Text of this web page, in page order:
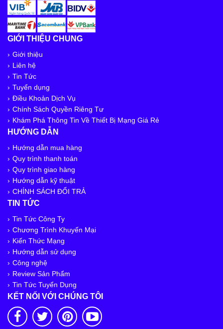
GIỚI THIỆU CHUNG
Giới thiệu
Liên hệ
Tin Tức
Tuyển dụng
Điều Khoản Dịch Vụ
Chính Sách Quyền Riêng Tư
Khám Phá Thông Tin Về Thiết Bị Mạng Giá Rẻ
HƯỚNG DẪN
Hướng dẫn mua hàng
Quy trình thanh toán
Quy trình giao hàng
Hướng dẫn kỹ thuật
CHÍNH SÁCH ĐỔI TRẢ
TIN TỨC
Tin Tức Công Ty
Chương Trình Khuyến Mại
Kiến Thức Mạng
Hướng dẫn sử dụng
Công nghệ
Review Sản Phẩm
Tin Tức Tuyển Dụng
KẾT NỐI VỚI CHÚNG TÔI